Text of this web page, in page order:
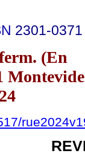
2301-0371
(En